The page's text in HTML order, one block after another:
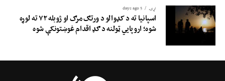
نړۍ 5 days ago
اسپانیا ته د کډوالو د ورتګ مرګ او ژوبله ۷۲ ته لوړه
شوه؛ اروپايي ټولنه د ګډ اقدام غوښتونکې شوه